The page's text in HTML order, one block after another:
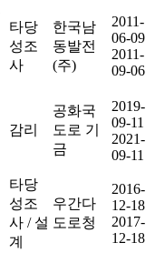
타당
성조
사
한국남
동발전
(주)
2011-
06-09
2011-
09-06
감리
공화국
도로 기
금
2019-
09-11
2021-
09-11
타당
성조
사 / 설
계
우간다
도로청
2016-
12-18
2017-
12-18